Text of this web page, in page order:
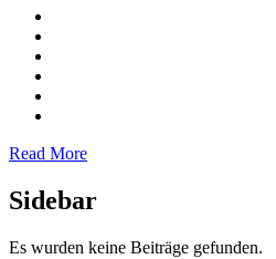
Read More
Sidebar
Es wurden keine Beiträge gefunden.